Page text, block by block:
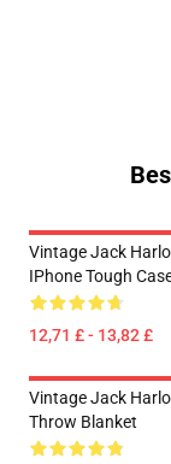
Vintage Jack
IPhone Tough
12,71 £ - 13,82 £
Vintage Jack
Throw Blanket